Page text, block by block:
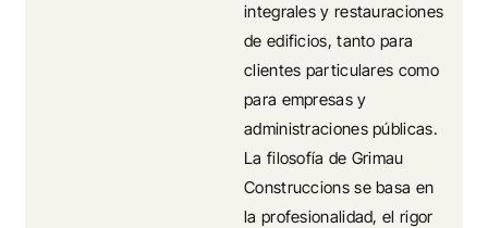
integrales y restauraciones
de edificios, tanto para
clientes particulares como
para empresas y
administraciones públicas.
La filosofía de Grimau
Construccions se basa en
la profesionalidad, el rigor